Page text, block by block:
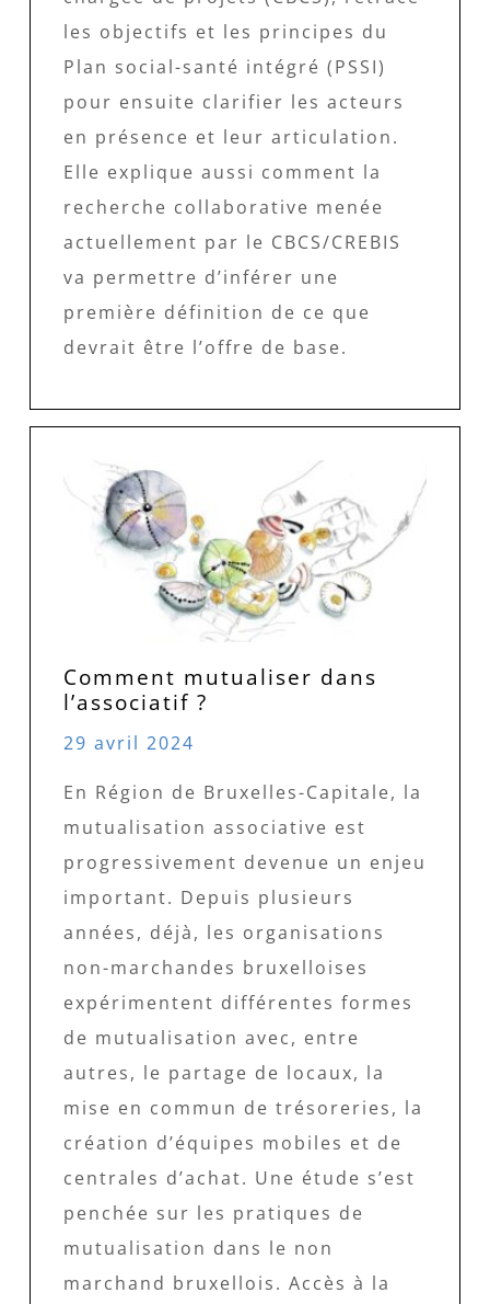
les objectifs et les principes du
Plan social-santé intégré (PSSI)
pour ensuite clarifier les acteurs
en présence et leur articulation.
Elle explique aussi comment la
recherche collaborative menée
actuellement par le CBCS/CREBIS
va permettre d’inférer une
première définition de ce que
devrait être l’offre de base.
Comment mutualiser dans
l’associatif ?
29 avril 2024
En Région de Bruxelles-Capitale, la
mutualisation associative est
progressivement devenue un enjeu
important. Depuis plusieurs
années, déjà, les organisations
non-marchandes bruxelloises
expérimentent différentes formes
de mutualisation avec, entre
autres, le partage de locaux, la
mise en commun de trésoreries, la
création d’équipes mobiles et de
centrales d’achat. Une étude s’est
penchée sur les pratiques de
mutualisation dans le non
marchand bruxellois. Accès à la